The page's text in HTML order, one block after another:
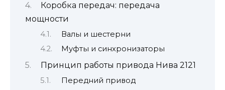
Коробка передач: передача
мощности
Валы и шестерни
Муфты и синхронизаторы
Принцип работы привода Нива 2121
Передний привод